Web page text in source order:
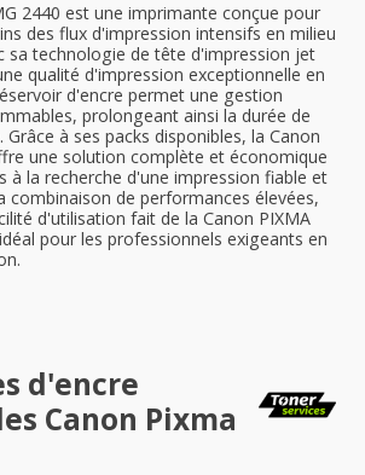
2440 est une imprimante conçue pour
des flux d'impression intensifs en milieu
sa technologie de tête d'impression jet
qualité d'impression exceptionnelle en
d'encre permet une gestion
prolongeant ainsi la durée de
à ses packs disponibles, la Canon
une solution complète et économique
à la recherche d'une impression fiable et
combinaison de performances élevées,
d'utilisation fait de la Canon PIXMA
pour les professionnels exigeants en
d'encre
Canon Pixma